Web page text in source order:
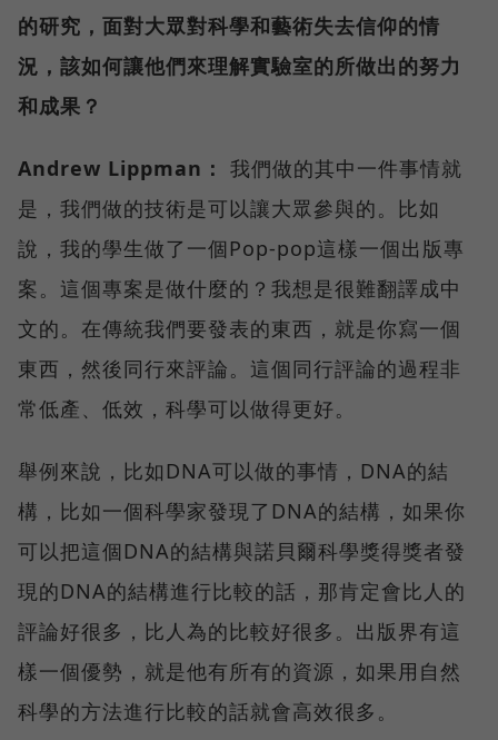
的研究，面對大眾對科學和藝術失去信仰的情
況，該如何讓他們來理解實驗室的所做出的努力
和成果？
Andrew Lippman： 我們做的其中一件事情就
是，我們做的技術是可以讓大眾參與的。比如
說，我的學生做了一個Pop-pop這樣一個出版專
案。這個專案是做什麼的？我想是很難翻譯成中
文的。在傳統我們要發表的東西，就是你寫一個
東西，然後同行來評論。這個同行評論的過程非
常低產、低效，科學可以做得更好。
舉例來說，比如DNA可以做的事情，DNA的結
構，比如一個科學家發現了DNA的結構，如果你
可以把這個DNA的結構與諾貝爾科學獎得獎者發
現的DNA的結構進行比較的話，那肯定會比人的
評論好很多，比人為的比較好很多。出版界有這
樣一個優勢，就是他有所有的資源，如果用自然
科學的方法進行比較的話就會高效很多。